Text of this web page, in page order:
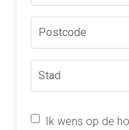
Ik wens op de